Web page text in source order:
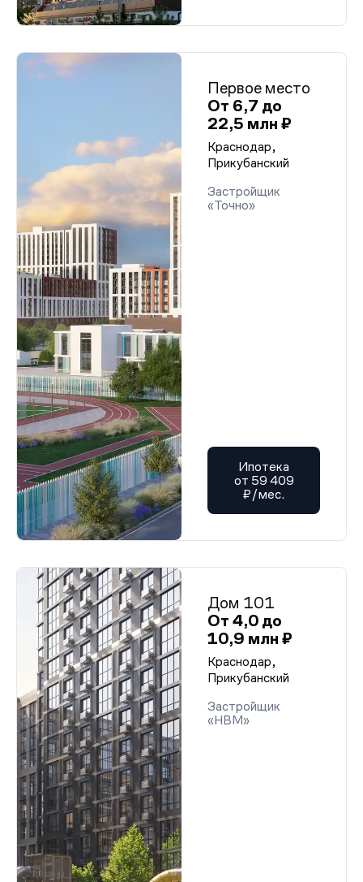
Первое место
От 6,7 до
22,5 млн ₽
Краснодар,
Прикубанский
Застройщик
«Точно»
Ипотека
от 59 409
₽/мес.
Дом 101
От 4,0 до
10,9 млн ₽
Краснодар,
Прикубанский
Застройщик
«НВМ»